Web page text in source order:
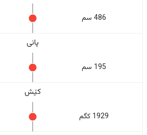
486 سم
پانی
195 سم
کێش
1929 کگم